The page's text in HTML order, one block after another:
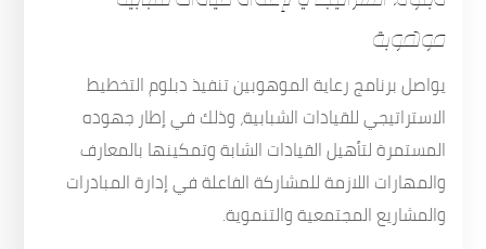
موهوبة
يواصل برنامج رعاية الموهوبين تنفيذ دبلوم التخطيط
الاستراتيجي للقيادات الشبابية، وذلك في إطار جهوده
المستمرة لتأهيل القيادات الشابة وتمكينها بالمعارف
والمهارات اللازمة للمشاركة الفاعلة في إدارة المبادرات
والمشاريع المجتمعية والتنموية.